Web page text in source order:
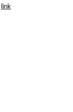
link